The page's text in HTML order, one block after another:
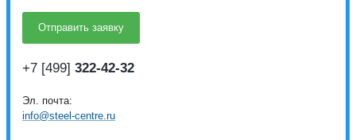
+7 [499] 322-42-32
Эл. почта:
info@steel-centre.ru